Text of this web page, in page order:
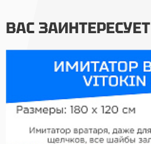
ВАС ЗАИНТЕРЕСУЕТ